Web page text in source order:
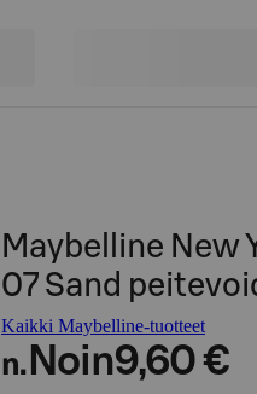
Maybelline New
07 Sand
Kaikki Maybelline-tuotteet
n. Noin9,60 €